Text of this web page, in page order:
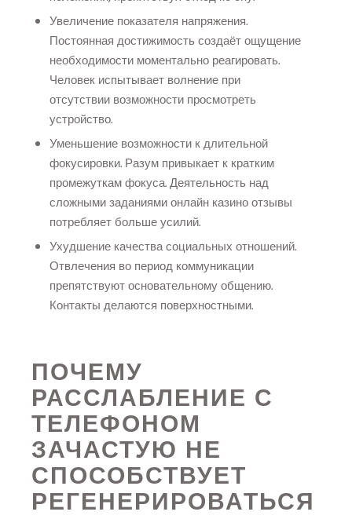
Увеличение показателя напряжения.
Постоянная достижимость создаёт ощущение
необходимости моментально реагировать.
Человек испытывает волнение при
отсутствии возможности просмотреть
устройство.
Уменьшение возможности к длительной
фокусировки. Разум привыкает к кратким
промежуткам фокуса. Деятельность над
сложными заданиями онлайн казино отзывы
потребляет больше усилий.
Ухудшение качества социальных отношений.
Отвлечения во период коммуникации
препятствуют основательному общению.
Контакты делаются поверхностными.
ПОЧЕМУ
РАССЛАБЛЕНИЕ С
ТЕЛЕФОНОМ
ЗАЧАСТУЮ НЕ
СПОСОБСТВУЕТ
РЕГЕНЕРИРОВАТЬСЯ